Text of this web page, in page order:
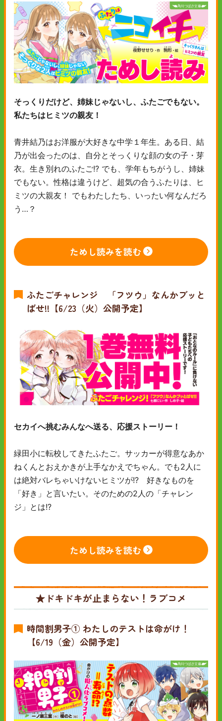
そっくりだけど、姉妹じゃないし、ふたごでもない。
私たちはヒミツの親友！
青井結乃はお洋服が大好きな中学１年生。ある日、結
乃が出会ったのは、自分とそっくりな顔の女の子・芽
衣。生き別れのふたご!? でも、学年もちがうし、姉妹
でもない。性格は違うけど、超気の合うふたりは、ヒ
ミツの大親友！ でもわたしたち、いったい何なんだろ
う…？
ためし読みを読む
ふたごチャレンジ 「フツウ」なんかブッと
ばせ!!【6/23（火）公開予定】
セカイへ挑むみんなへ送る、応援ストーリー！
緑田小に転校してきたふたご。サッカーが得意なあか
ねくんとおえかきが上手なかえでちゃん。でも2人に
は絶対バレちゃいけないヒミツが!? 好きなものを
「好き」と言いたい。そのための2人の「チャレン
ジ」とは!?
ためし読みを読む
★ドキドキが止まらない！ラブコメ
時間割男子① わたしのテストは命がけ！
【6/19（金）公開予定】